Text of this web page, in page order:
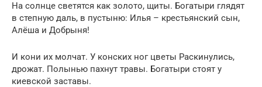
На солнце светятся как золото, щиты. Богатыри глядят
в степную даль, в пустыню: Илья – крестьянский сын,
Алёша и Добрыня!
И кони их молчат. У конских ног цветы Раскинулись,
дрожат. Полынью пахнут травы. Богатыри стоят у
киевской заставы.